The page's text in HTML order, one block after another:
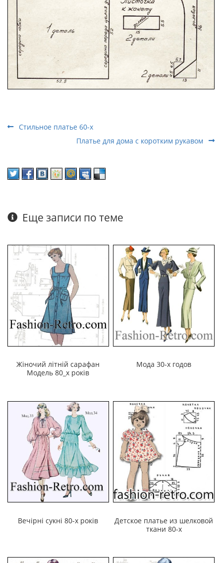
Стильное платье 60-х
Платье для дома с коротким рукавом
Еще записи по теме
Жіночий літній сарафан
Модель 80_х років
Мода 30-х годов
Вечірні сукні 80-х років
Детское платье из шелковой
ткани 80-х